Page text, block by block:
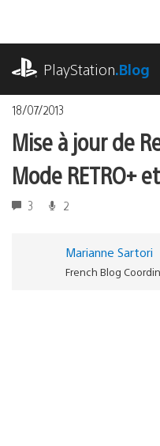
contenu
PlayStation.Blog
18/07/2013
Mise à jour de
Mode RETRO+
3 2
Marianne Sartori
French Blog